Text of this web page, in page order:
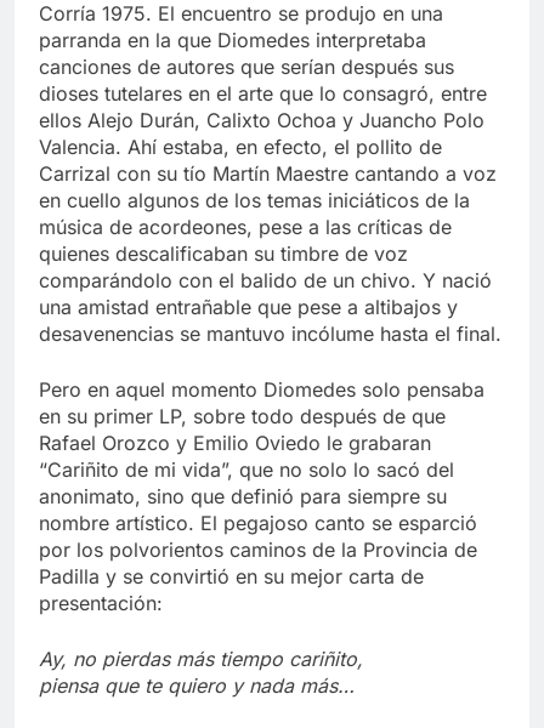
Corría 1975. El encuentro se produjo en una
parranda en la que Diomedes interpretaba
canciones de autores que serían después sus
dioses tutelares en el arte que lo consagró, entre
ellos Alejo Durán, Calixto Ochoa y Juancho Polo
Valencia. Ahí estaba, en efecto, el pollito de
Carrizal con su tío Martín Maestre cantando a voz
en cuello algunos de los temas iniciáticos de la
música de acordeones, pese a las críticas de
quienes descalificaban su timbre de voz
comparándolo con el balido de un chivo. Y nació
una amistad entrañable que pese a altibajos y
desavenencias se mantuvo incólume hasta el final.
Pero en aquel momento Diomedes solo pensaba
en su primer LP, sobre todo después de que
Rafael Orozco y Emilio Oviedo le grabaran
“Cariñito de mi vida”, que no solo lo sacó del
anonimato, sino que definió para siempre su
nombre artístico. El pegajoso canto se esparció
por los polvorientos caminos de la Provincia de
Padilla y se convirtió en su mejor carta de
presentación:
Ay, no pierdas más tiempo cariñito,
piensa que te quiero y nada más…